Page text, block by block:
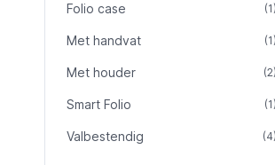
Folio case (1)
Met handvat (1)
Met houder (2)
Smart Folio (1)
Valbestendig (4)